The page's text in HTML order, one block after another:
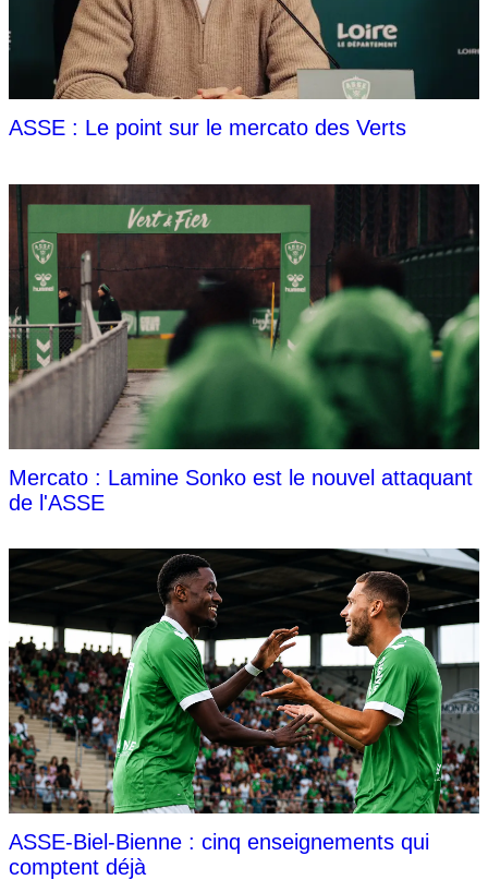
ASSE : Le point sur le mercato des Verts
Mercato : Lamine Sonko est le nouvel attaquant
de l'ASSE
ASSE-Biel-Bienne : cinq enseignements qui
comptent déjà